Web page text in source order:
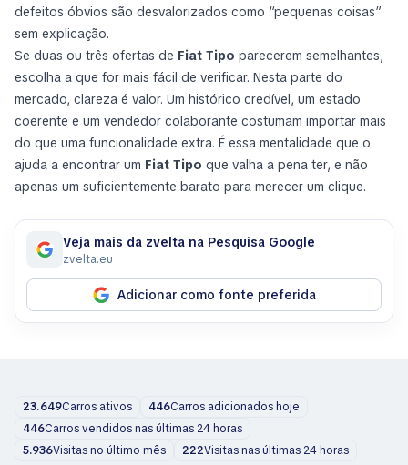
defeitos óbvios são desvalorizados como “pequenas coisas”
sem explicação.
Se duas ou três ofertas de Fiat Tipo parecerem semelhantes,
escolha a que for mais fácil de verificar. Nesta parte do
mercado, clareza é valor. Um histórico credível, um estado
coerente e um vendedor colaborante costumam importar mais
do que uma funcionalidade extra. É essa mentalidade que o
ajuda a encontrar um Fiat Tipo que valha a pena ter, e não
apenas um suficientemente barato para merecer um clique.
Veja mais da zvelta na Pesquisa Google
zvelta.eu
Adicionar como fonte preferida
23.649Carros ativos 446Carros adicionados hoje
446Carros vendidos nas últimas 24 horas
5.936Visitas no último mês 222Visitas nas últimas 24 horas